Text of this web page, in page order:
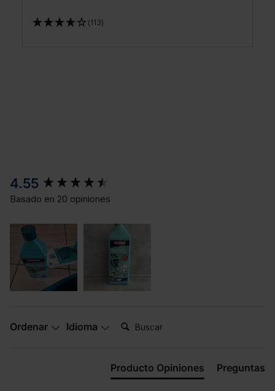
(113)
4.55
Basado en 20 opiniones
Ordenar Idioma Buscar:
Producto Opiniones Preguntas
New content loaded